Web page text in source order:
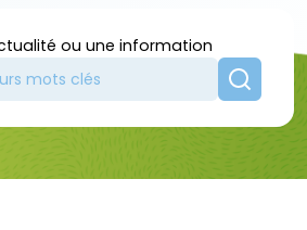
ou une information